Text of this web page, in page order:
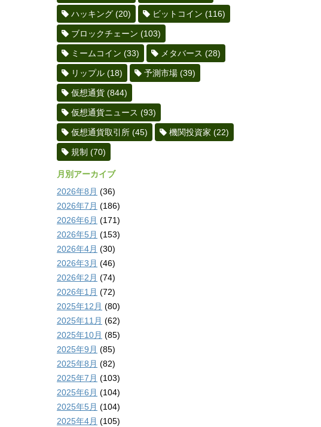
ハッキング (20) ビットコイン (116)
ブロックチェーン (103)
ミームコイン (33) メタバース (28)
リップル (18) 予測市場 (39)
仮想通貨 (844)
仮想通貨ニュース (93)
仮想通貨取引所 (45) 機関投資家 (22)
規制 (70)
月別アーカイブ
2026年8月 (36)
2026年7月 (186)
2026年6月 (171)
2026年5月 (153)
2026年4月 (30)
2026年3月 (46)
2026年2月 (74)
2026年1月 (72)
2025年12月 (80)
2025年11月 (62)
2025年10月 (85)
2025年9月 (85)
2025年8月 (82)
2025年7月 (103)
2025年6月 (104)
2025年5月 (104)
2025年4月 (105)